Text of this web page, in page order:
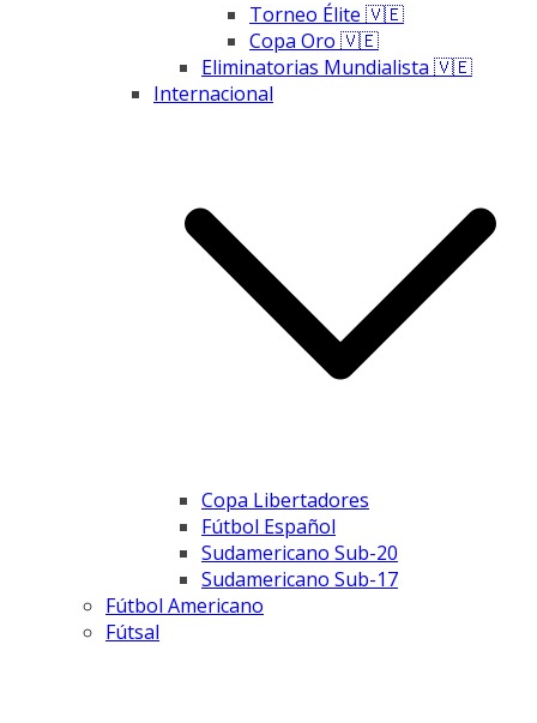
Torneo Élite 🇻🇪
Copa Oro 🇻🇪
Eliminatorias Mundialista 🇻🇪
Internacional
Copa Libertadores
Fútbol Español
Sudamericano Sub-20
Sudamericano Sub-17
Fútbol Americano
Fútsal